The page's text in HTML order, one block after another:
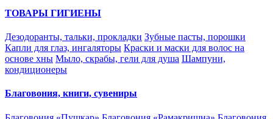
ТОВАРЫ ГИГИЕНЫ
Дезодоранты, тальки, прокладки Зубные пасты, порошки
Капли для глаз, ингаляторы Краски и маски для волос на
основе хны Мыло, скрабы, гели для душа Шампуни,
кондиционеры
Благовония, книги, сувениры